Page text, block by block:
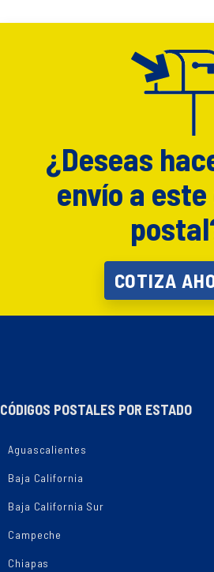
¿Deseas
envío a
COTIZA
CÓDIGOS POSTALES POR ESTADO
Aguascalientes
Baja California
Baja California Sur
Campeche
Chiapas